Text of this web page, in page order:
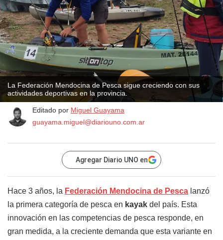
La Federación Mendocina de Pesca sigue creciendo con sus
actividades deportivas en la provincia.
Editado por Miguel Guayama
guayama.miguel@diariouno.com.ar
Agregar Diario UNO en
Hace 3 años, la Federación Mendocina de Pesca lanzó
la primera categoría de pesca en kayak del país. Esta
innovación en las competencias de pesca responde, en
gran medida, a la creciente demanda que esta variante en